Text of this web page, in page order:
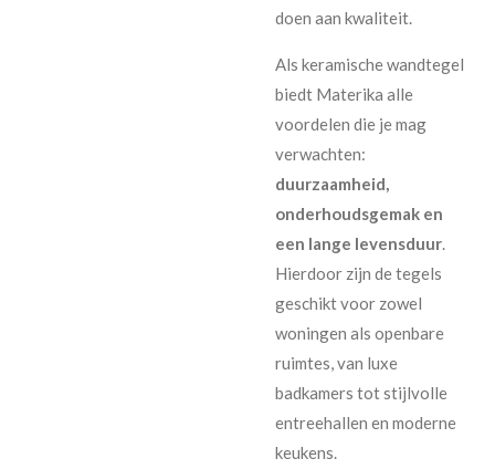
doen aan kwaliteit.
Als keramische wandtegel
biedt Materika alle
voordelen die je mag
verwachten:
duurzaamheid,
onderhoudsgemak en
een lange levensduur.
Hierdoor zijn de tegels
geschikt voor zowel
woningen als openbare
ruimtes, van luxe
badkamers tot stijlvolle
entreehallen en moderne
keukens.